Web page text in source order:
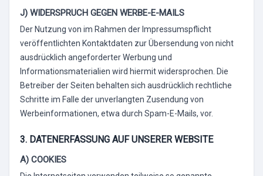
J) WIDERSPRUCH GEGEN WERBE-E-MAILS
Der Nutzung von im Rahmen der Impressumspflicht
veröffentlichten Kontaktdaten zur Übersendung von nicht
ausdrücklich angeforderter Werbung und
Informationsmaterialien wird hiermit widersprochen. Die
Betreiber der Seiten behalten sich ausdrücklich rechtliche
Schritte im Falle der unverlangten Zusendung von
Werbeinformationen, etwa durch Spam-E-Mails, vor.
3. DATENERFASSUNG AUF UNSERER WEBSITE
A) COOKIES